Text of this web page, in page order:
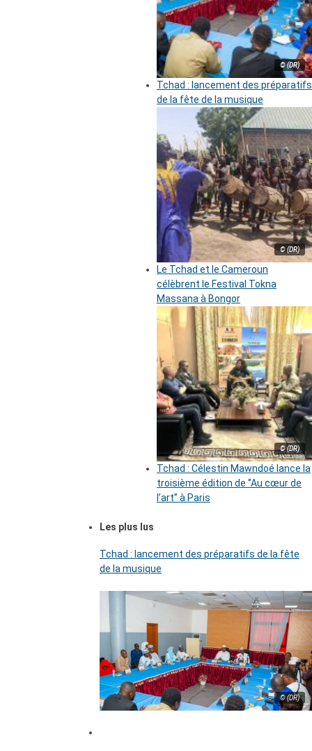
© (DR)
Tchad : lancement des préparatifs
de la fête de la musique
© (DR)
Le Tchad et le Cameroun
célèbrent le Festival Tokna
Massana à Bongor
© (DR)
Tchad : Célestin Mawndoé lance la
troisième édition de ‘’Au cœur de
l’art’’ à Paris
Les plus lus
Tchad : lancement des préparatifs de la fête
de la musique
© (DR)